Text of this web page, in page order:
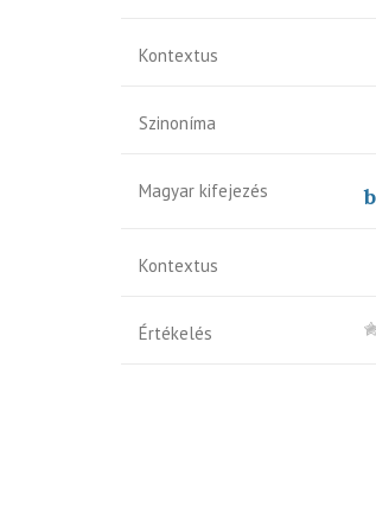
Kontextus
Szinoníma
Magyar kifejezés
Kontextus
Értékelés